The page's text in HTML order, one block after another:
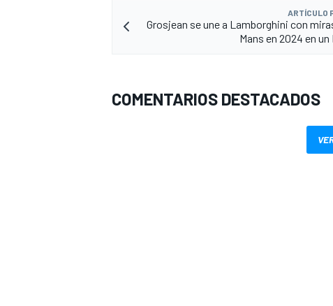
ARTÍCULO
Grosjean se une a Lamborghini con
Mans en 2024 en un
COMENTARIOS DESTACADOS